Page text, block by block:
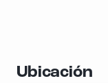
Ubicación